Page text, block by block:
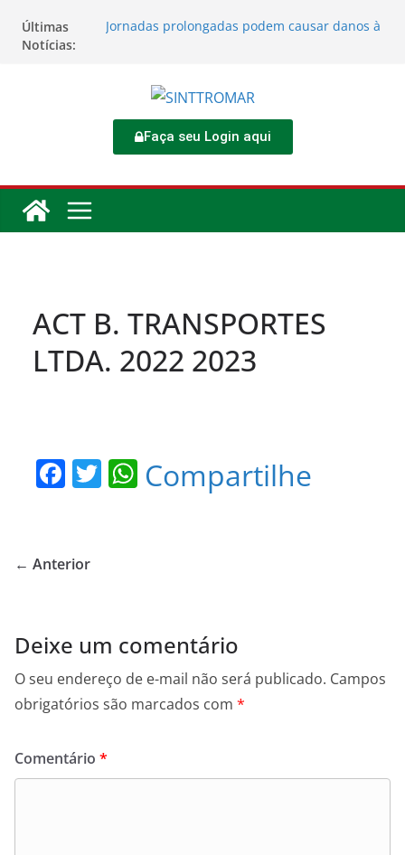
Últimas
Notícias:
Jornadas prolongadas podem causar danos à
Rodoviários se reúnem no 4º Congresso da
Sinttromar garante acordo de R$ 1,7 milhão e
corrige direitos de motoristas da
Transcocamar
dos trabalhadores
Faça seu Login aqui
ACT B. TRANSPORTES
LTDA. 2022 2023
F
e
o
k
T W
p
Compartilhe
← Anterior
Deixe um comentário
O seu endereço de e-mail não será publicado. Campos
obrigatórios são marcados com *
Comentário *